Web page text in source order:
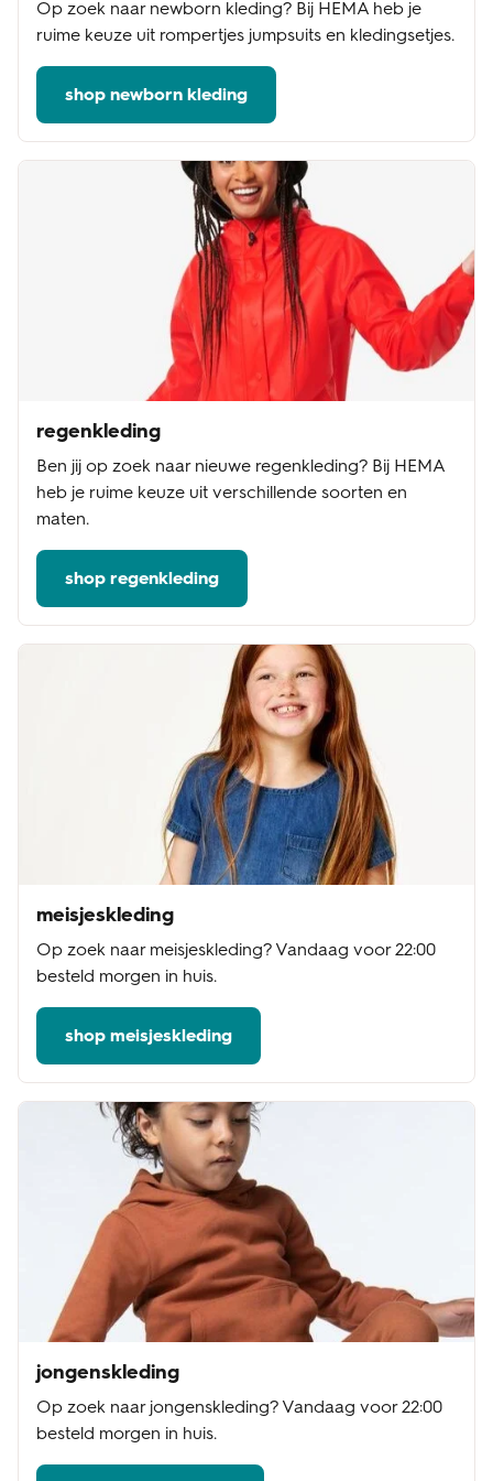
Op zoek naar newborn kleding? Bij HEMA heb je
ruime keuze uit rompertjes jumpsuits en kledingsetjes.
shop newborn kleding
regenkleding
Ben jij op zoek naar nieuwe regenkleding? Bij HEMA
heb je ruime keuze uit verschillende soorten en
maten.
shop regenkleding
meisjeskleding
Op zoek naar meisjeskleding? Vandaag voor 22:00
besteld morgen in huis.
shop meisjeskleding
jongenskleding
Op zoek naar jongenskleding? Vandaag voor 22:00
besteld morgen in huis.